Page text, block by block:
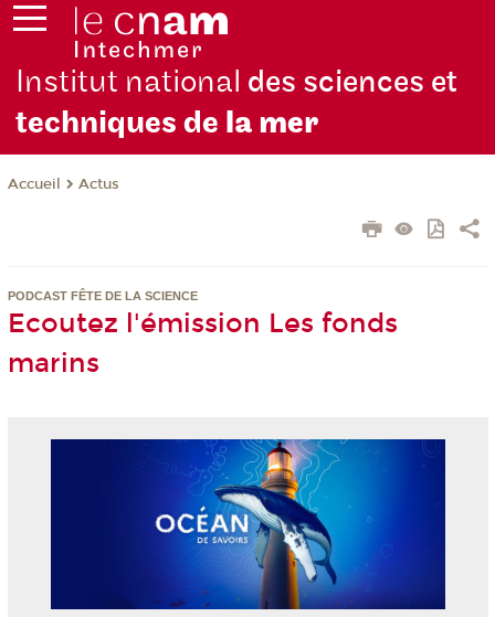
Institut national des sciences et
techniques de la mer
Accueil Actus
PODCAST FÊTE DE LA SCIENCE
Ecoutez l'émission Les fonds
marins